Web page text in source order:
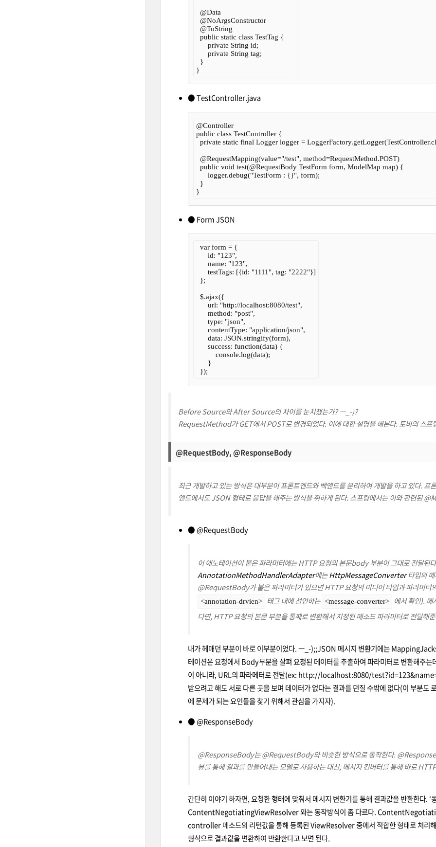
  @Data
  @NoArgsConstructor
  @ToString
  public static class TestTag {
      private String id;
      private String tag;
  }
● TestController.java
@Controller
public class TestController {
private static final Logger logger =
  @RequestMapping(value="/test", method=RequestMethod.POST)
  public void test(@RequestBody TestForm form, ModelMap map) {
      logger.debug("TestForm : {}", form);
  }
● Form JSON
  var form = {
      id: "123",
      name: "123",
      testTags: [{id: "1111", tag: "2222"}]
  };
  $.ajax({
      url: "http://localhost:8080/test",
      method: "post",
      type: "json",
      contentType: "application/json",
      data: JSON.stringify(form),
      success: function(data) {
          console.log(data);
      }
Before Source와 After Source의 차이를 눈치챘는가? ㅡ_-)?
RequestMethod가 GET에서 POST로 변경되었다. 이에 대한 설명을 해본다. 토비의
@RequestBody, @ResponseBody
최근 개발하고 있는 방식은 대부분이 프론트엔드와 백엔드를 분리하여 개발을 하고 있다.
엔드에서도 JSON 형태로 응답을 해주는 방식을 취하게 된다. 스프링에서는 이와 관련된
● @RequestBody
이 애노테이션이 붙은 파라미터에는 HTTP 요청의 본문body 부분이 그대로 전달된
AnnotationMethodHandlerAdapter에는HttpMessageConverter타입의
@RequestBody가 붙은 파라미터가 있으면 HTTP 요청의 미디어 타입과 파라미
<annotation-drvien> 태그 내에 선언하는 <message-converter>
에서 확인). 메
다면, HTTP 요청의 본문 부분을 통째로 변환해서 지정된 메소드 파라미터로 전달해
내가 헤매던 부분이 바로 이부분이었다. ㅡ_-);;JSON 메시지 변환기에는
테이션은 요청에서 Body부분을 살펴 요청된 데이터를 추출하여 파라미터로 변환해주
이 아니라, URL의 파라메터로 전달(ex: http://localhost:8080/
받으려고 해도 서로 다른 곳을 보며 데이터가 없다는 결과를 던질 수밖에 없다(이 부분
에 문제가 되는 요인들을 찾기 위해서 관심을 가지자).
● @ResponseBody
@ResponseBody는 @RequestBody와 비슷한 방식으로 동작한다.
뷰를 통해 결과를 만들어내는 모델로 사용하는 대신, 메시지 컨버터를 통해 바로
간단히 이야기 하자면, 요청한 형태에 맞춰서 메시지 변환기를 통해 결과값을 반환한다. ‘
ContentNegotiatingViewResolver와는 동작방식이 좀 다르다.
controller 메소드의 리턴값을 통해 등록된ViewResolver중에서 적합한 형태로 처
형식으로 결과값을 변환하여 반환한다고 보면 된다.